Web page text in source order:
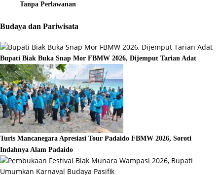
Tanpa Perlawanan
Budaya dan Pariwisata
Bupati Biak Buka Snap Mor FBMW 2026, Dijemput Tarian Adat
Turis Mancanegara Apresiasi Tour Padaido FBMW 2026, Soroti
Indahnya Alam Padaido